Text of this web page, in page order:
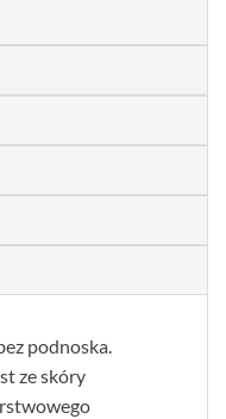
podnoska.
ze skóry